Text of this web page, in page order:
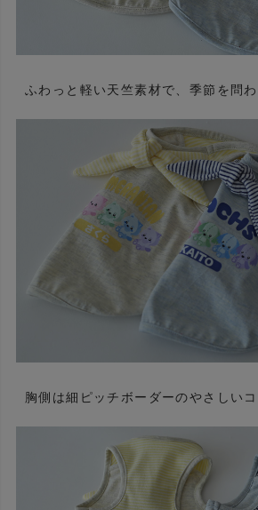
ふわっと軽い天竺素材で、季節を問
胸側は細ピッチボーダーのやさしいコ